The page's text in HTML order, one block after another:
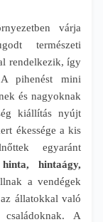
várja
természeti
rendelkezik, így
pihenést mini
és nagyoknak
kiállítás nyújt
ékessége a kis
egyaránt
hintaágy,
a vendégek
az állatokkal való
A